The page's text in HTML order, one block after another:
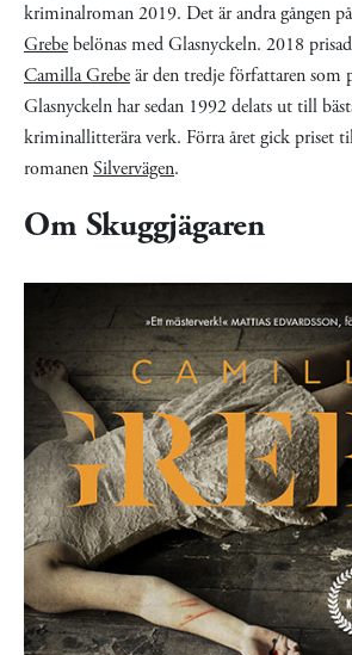
kriminalroman 2019. Det är andra gången
Grebebelönas med Glasnyckeln. 2018
Camilla Grebeär den tredje författaren som
Glasnyckeln har sedan 1992 delats ut till
kriminallitterära verk. Förra året gick priset
romanenSilvervägen.
Om Skuggjägaren